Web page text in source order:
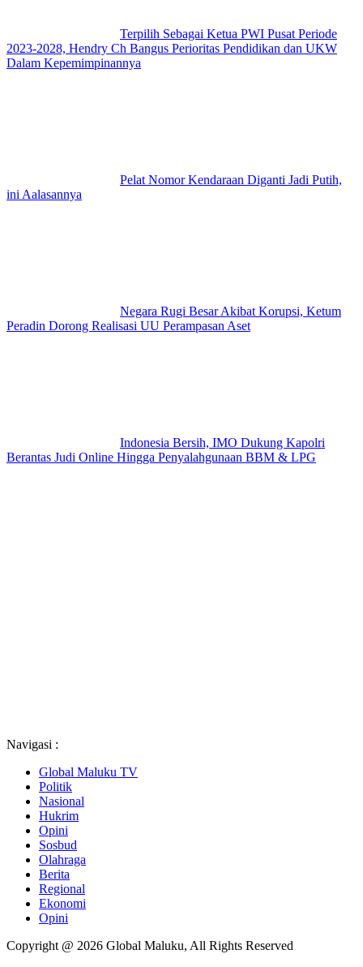
Terpilih Sebagai Ketua PWI Pusat Periode
2023-2028, Hendry Ch Bangus Perioritas Pendidikan dan UKW
Dalam Kepemimpinannya
Pelat Nomor Kendaraan Diganti Jadi Putih,
ini Aalasannya
Negara Rugi Besar Akibat Korupsi, Ketum
Peradin Dorong Realisasi UU Perampasan Aset
Indonesia Bersih, IMO Dukung Kapolri
Berantas Judi Online Hingga Penyalahgunaan BBM & LPG
Navigasi :
Global Maluku TV
Politik
Nasional
Hukrim
Opini
Sosbud
Olahraga
Berita
Regional
Ekonomi
Opini
Copyright @ 2026 Global Maluku, All Rights Reserved